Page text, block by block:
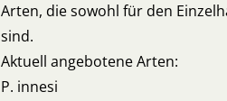
Arten, die sowohl für den
sind.
Aktuell angebotene Arten:
P. innesi